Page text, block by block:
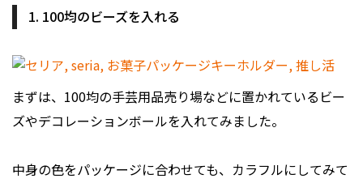
1. 100均のビーズを入れる
まずは、100均の手芸用品売り場などに置かれているビー
ズやデコレーションボールを入れてみました。
中身の色をパッケージに合わせても、カラフルにしてみて